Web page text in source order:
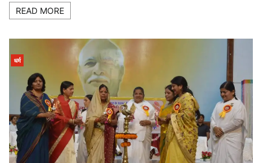
READ MORE
धर्म